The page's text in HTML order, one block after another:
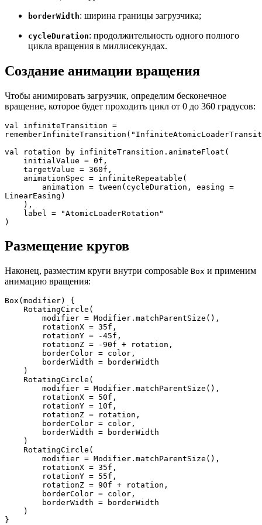
borderWidth: ширина границы загрузчика;
cycleDuration: продолжительность одного полного
цикла вращения в миллисекундах.
Создание анимации вращения
Чтобы анимировать загрузчик, определим бесконечное
вращение, которое будет проходить цикл от 0 до 360 градусов:
val infiniteTransition =
val rotation by infiniteTransition.animateFloat(
    initialValue = 0f,
    targetValue = 360f,
    animationSpec = infiniteRepeatable(
LinearEasing)
    ),
    label = "AtomicLoaderRotation"
)
Размещение кругов
Наконец, разместим круги внутри composable Box и применим
анимацию вращения:
Box(modifier) {
    RotatingCircle(
        modifier = Modifier.matchParentSize(),
        rotationX = 35f,
        rotationY = -45f,
        rotationZ = -90f + rotation,
        borderColor = color,
        borderWidth = borderWidth
    )
    RotatingCircle(
        modifier = Modifier.matchParentSize(),
        rotationX = 50f,
        rotationY = 10f,
        rotationZ = rotation,
        borderColor = color,
        borderWidth = borderWidth
    )
    RotatingCircle(
        modifier = Modifier.matchParentSize(),
        rotationX = 35f,
        rotationY = 55f,
        rotationZ = 90f + rotation,
        borderColor = color,
        borderWidth = borderWidth
    )
}